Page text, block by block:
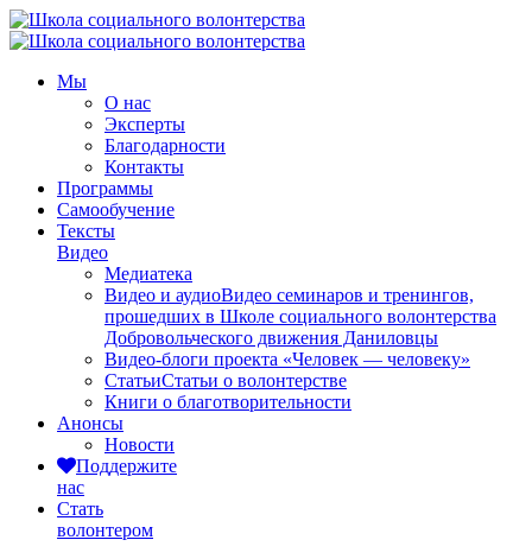
Мы
О нас
Эксперты
Благодарности
Контакты
Программы
Самообучение
Тексты
Видео
Медиатека
Видео и аудиоВидео семинаров и тренингов,
прошедших в Школе социального волонтерства
Добровольческого движения Даниловцы
Видео-блоги проекта «Человек — человеку»
СтатьиСтатьи о волонтерстве
Книги о благотворительности
Анонсы
Новости
Поддержите
нас
Стать
волонтером